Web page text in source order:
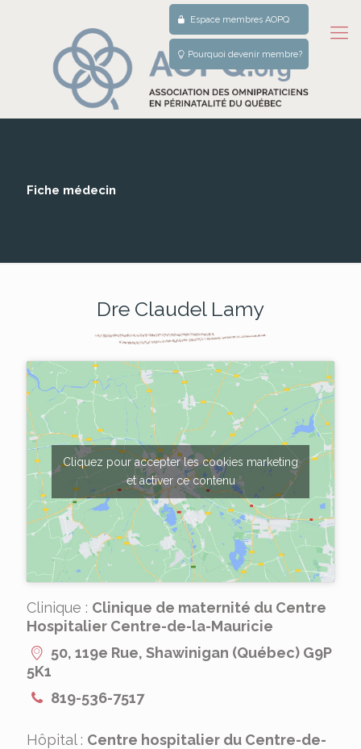
Espace membres AOPQ
Pourquoi devenir membre?
Fiche médecin
Dre Claudel Lamy
Cliquez pour accepter les cookies marketing
et activer ce contenu
Clinique : Clinique de maternité du Centre
Hospitalier Centre-de-la-Mauricie
50, 119e Rue, Shawinigan (Québec) G9P
5K1
819-536-7517
Hôpital : Centre hospitalier du Centre-de-